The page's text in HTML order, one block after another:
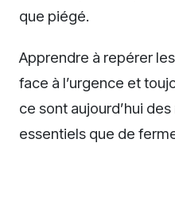
que piégé.
Apprendre à repérer
face à l’urgence et
ce sont aujourd’hui
essentiels que de